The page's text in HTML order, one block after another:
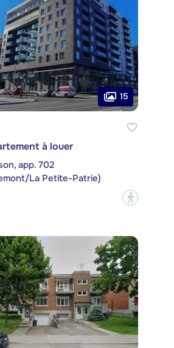
15
à louer
app. 702
La Petite-Patrie)
?